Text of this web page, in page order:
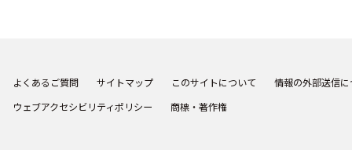
よくあるご質問 サイトマップ このサイトについて
情報の外部送信
ウェブアクセシビリティポリシー
商標・著作権